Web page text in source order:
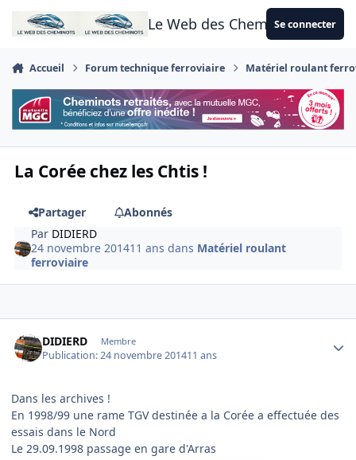
Aller au contenu
Le Web des CheminotsSe connecter
Accueil Forum technique ferroviaire Matériel roulant
La Corée chez les Chtis !
Partager
Abonnés
Par DIDIERD
24 novembre 201411 ans dans Matériel roulant
ferroviaire
DIDIERD Membre
Publication:24 novembre 201411 ans
Dans les archives !
En 1998/99 une rame TGV destinée a la Corée a effectuée des
essais dans le Nord
Le 29.09.1998 passage en gare d'Arras